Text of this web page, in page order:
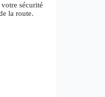
sécurité
la route.